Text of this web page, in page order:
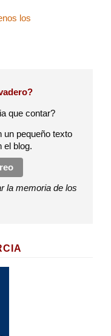
los
que contar?
un pequeño texto
el blog.
la memoria de los